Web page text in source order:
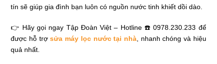
tín sẽ giúp gia đình bạn luôn có nguồn nước tinh khiết dồi dào.
👉 Hãy gọi ngay Tập Đoàn Việt – Hotline ☎️ 0978.230.233 để
được hỗ trợsửa máy lọc nước tại nhà, nhanh chóng và hiệu
quả nhất.